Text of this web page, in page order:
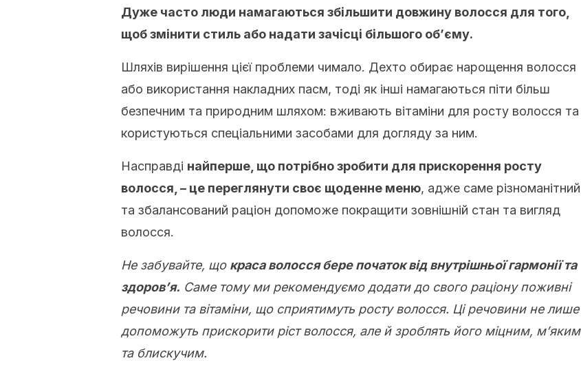
Дуже часто люди намагаються збільшити довжину волосся для того,
щоб змінити стиль або надати зачісці більшого об’єму.
Шляхів вирішення цієї проблеми чимало. Дехто обирає нарощення волосся
або використання накладних пасм, тоді як інші намагаються піти більш
безпечним та природним шляхом: вживають вітаміни для росту волосся та
користуються спеціальними засобами для догляду за ним.
Насправді найперше, що потрібно зробити для прискорення росту
волосся, – це переглянути своє щоденне меню, адже саме різноманітний
та збалансований раціон допоможе покращити зовнішній стан та вигляд
волосся.
Не забувайте, що краса волосся бере початок від внутрішньої гармонії та
здоров’я. Саме тому ми рекомендуємо додати до свого раціону поживні
речовини та вітаміни, що сприятимуть росту волосся. Ці речовини не лише
допоможуть прискорити ріст волосся, але й зроблять його міцним, м’яким
та блискучим.